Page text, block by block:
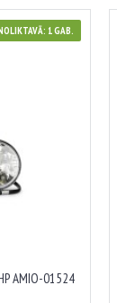
1 GAB.
AMIO-01524